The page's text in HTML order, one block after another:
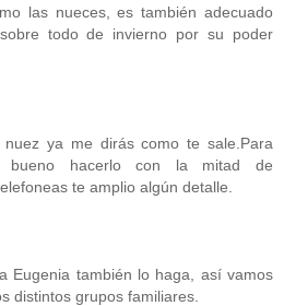
las nueces, es también adecuado
todo de invierno por su poder
ya me dirás como te sale.Para
bueno hacerlo con la mitad de
te amplio algún detalle.
Eugenia también lo haga, así vamos
distintos grupos familiares.